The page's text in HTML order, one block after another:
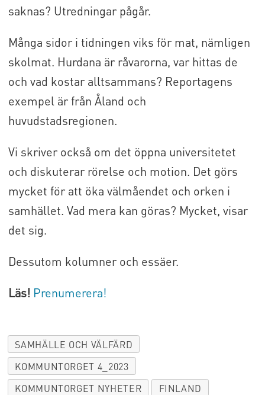
saknas? Utredningar pågår.
Många sidor i tidningen viks för mat, nämligen
skolmat. Hurdana är råvarorna, var hittas de
och vad kostar alltsammans? Reportagens
exempel är från Åland och
huvudstadsregionen.
Vi skriver också om det öppna universitetet
och diskuterar rörelse och motion. Det görs
mycket för att öka välmåendet och orken i
samhället. Vad mera kan göras? Mycket, visar
det sig.
Dessutom kolumner och essäer.
Läs! Prenumerera!
SAMHÄLLE OCH VÄLFÄRD
KOMMUNTORGET 4_2023
KOMMUNTORGET NYHETER
FINLAND